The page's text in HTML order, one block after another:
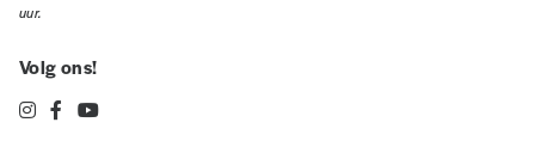
uur.
Volg ons!